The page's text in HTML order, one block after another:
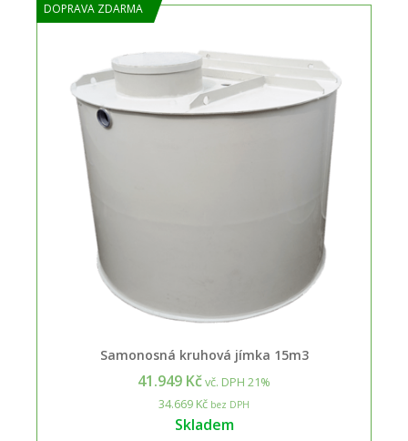
DOPRAVA ZDARMA
Samonosná kruhová jímka 15m3
41.949 Kčvč. DPH 21%
34.669 Kč bez DPH
Skladem